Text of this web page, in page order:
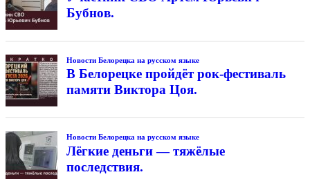
Бубнов.
Новости Белорецка на русском языке
В Белорецке пройдёт рок-фестиваль
памяти Виктора Цоя.
Новости Белорецка на русском языке
Лёгкие деньги — тяжёлые
последствия.